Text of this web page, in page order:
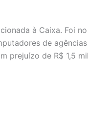
à Caixa. Foi
de
prejuízo de R$ 1,5